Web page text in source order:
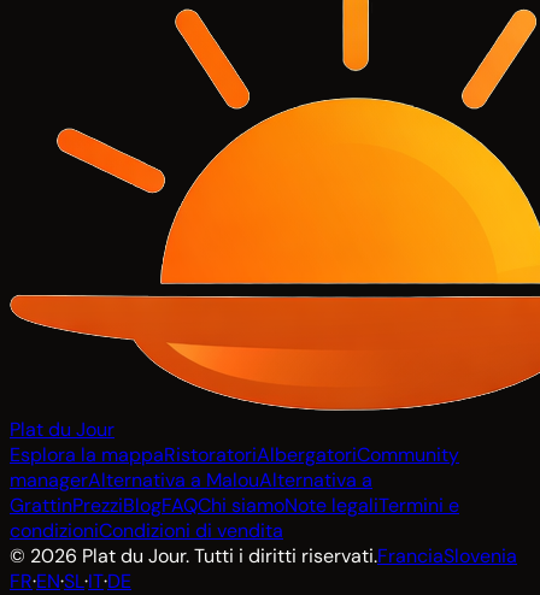
Plat du Jour
Esplora la mappaRistoratoriAlbergatoriCommunity
managerAlternativa a MalouAlternativa a
GrattinPrezziBlogFAQChi siamoNote legaliTermini e
condizioniCondizioni di vendita
© 2026 Plat du Jour. Tutti i diritti riservati.FranciaSlovenia
FR·EN·SL·IT·DE